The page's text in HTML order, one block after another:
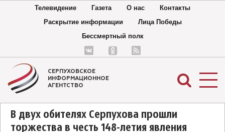
Телевидение Газета О нас
Контакты
Раскрытие информации
Лица Победы
Бессмертный полк
СЕРПУХОВСКОЕ
ИНФОРМАЦИОННОЕ
АГЕНТСТВО
В двух обителях Серпухова прошли
торжества в честь 148-летия явления